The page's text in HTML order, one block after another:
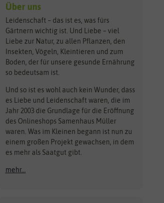
Über uns
Leidenschaft – das ist es, was fürs
Gärtnern wichtig ist. Und Liebe – viel
Liebe zur Natur, zu allen Pflanzen, den
Insekten, Vögeln, Kleintieren und zum
Boden, der für unsere gesunde Ernährung
so bedeutsam ist.
Und so ist es wohl auch kein Wunder, dass
es Liebe und Leidenschaft waren, die im
Jahr 2003 die Grundlage für die Eröffnung
des Onlineshops Samenhaus Müller
waren. Was im Kleinen begann ist nun zu
einem großen Projekt gewachsen, in dem
es mehr als Saatgut gibt.
mehr...